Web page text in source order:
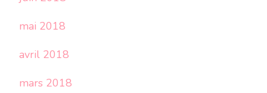
mai 2018
avril 2018
mars 2018